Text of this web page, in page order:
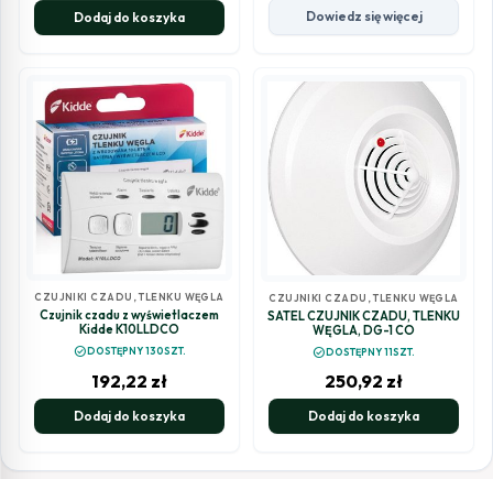
Dodaj do koszyka Dowiedz się więcej
CZUJNIKI CZADU, TLENKU WĘGLA
Czujnik czadu z wyświetlaczem
Kidde K10LLDCO
check_circleDOSTĘPNY 130SZT.
192,22 zł
Dodaj do koszyka
CZUJNIKI CZADU, TLENKU WĘGLA
SATEL CZUJNIK CZADU, TLENKU
WĘGLA, DG-1 CO
check_circle DOSTĘPNY 11SZT.
250,92 zł
Dodaj do koszyka